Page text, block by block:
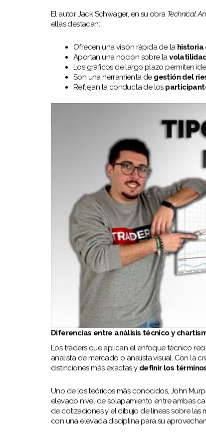
El autor Jack Schwager, en su obra Technical
ellas destacan:
Ofrecen una visión rápida de la historia
Aportan una noción sobre la
Los gráficos de largo plazo permiten
Son una herramienta degestión del
Reflejan la conducta de los
Diferencias entre análisis técnico y
Los traders que aplican el enfoque técnico
analista de mercado o analista visual. Con la
distinciones más exactas y definir los
Uno de los teóricos más conocidos, John
elevado nivel de solapamiento entre ambas
de cotizaciones y el dibujo de líneas sobre las
con una elevada disciplina para su